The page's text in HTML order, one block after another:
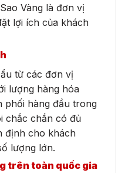
Vàng là đơn vị
lợi ích của khách
từ các đơn vị
lượng hàng hóa
phối hàng đầu trong
chắc chắn có đủ
định cho khách
lượng lớn.
trên toàn quốc gia